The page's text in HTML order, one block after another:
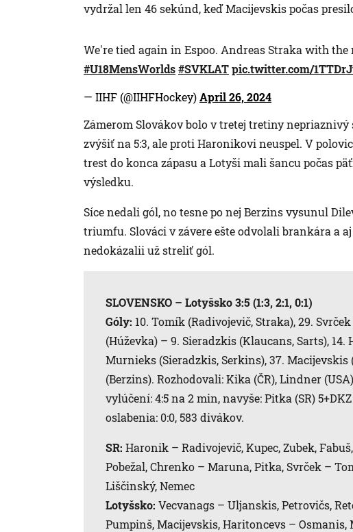
vydržal len 46 sekúnd, keď Macijevskis počas
We're tied again in Espoo. Andreas Straka with the
#U18MensWorlds#SVKLATpic.twitter.com/
— IIHF (@IIHFHockey)April 26, 2024
Zámerom Slovákov bolo v tretej tretiny
zvýšiť na 5:3, ale proti Haronikovi neuspel. V
trest do konca zápasu a Lotyši mali šancu počas
výsledku.
Síce nedali gól, no tesne po nej Berzins vysunul
triumfu. Slováci v závere ešte odvolali brankára a
nedokázalii už streliť gól.
SLOVENSKO – Lotyšsko 3:5 (1:3, 2:1, 0:1)
Góly: 10. Tomík (Radivojevič, Straka), 29.
(Húževka) – 9. Sieradzkis (Klaucans, Sarts), 14.
Murnieks (Sieradzkis, Serkins), 37. Macijevskis
(Berzins). Rozhodovali: Kika (ČR), Lindner
vylúčení: 4:5 na 2 min, navyše: Pitka (SR)
oslabenia: 0:0, 583 divákov.
SR: Haronik – Radivojevič, Kupec, Zubek,
Pobežal, Chrenko – Maruna, Pitka, Svrček –
Liščinský, Nemec
Lotyšsko: Vecvanags – Uljanskis, Petrovičs,
Pumpinš, Macijevskis, Haritoncevs –